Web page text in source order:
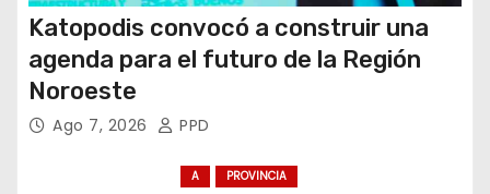
Katopodis convocó a construir una
agenda para el futuro de la Región
Noroeste
Ago 7, 2026 PPD
A PROVINCIA